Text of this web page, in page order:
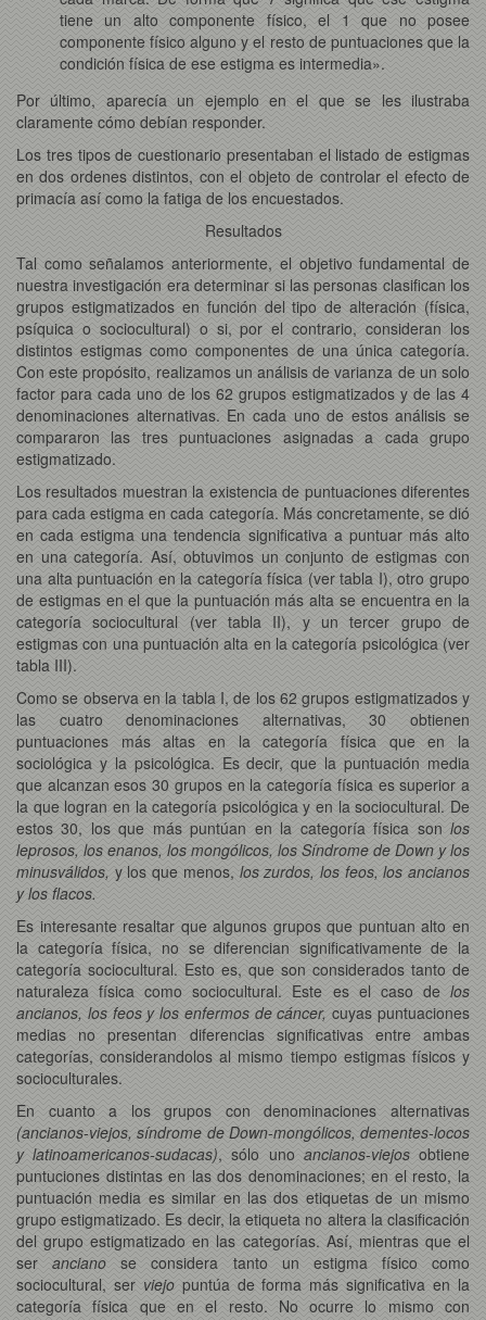
tiene un alto componente físico, el 1 que no posee
componente físico alguno y el resto de puntuaciones que la
condición física de ese estigma es intermedia».
Por último, aparecía un ejemplo en el que se les ilustraba
claramente cómo debían responder.
Los tres tipos de cuestionario presentaban el listado de estigmas
en dos ordenes distintos, con el objeto de controlar el efecto de
primacía así como la fatiga de los encuestados.
Resultados
Tal como señalamos anteriormente, el objetivo fundamental de
nuestra investigación era determinar si las personas clasifican los
grupos estigmatizados en función del tipo de alteración (física,
psíquica o sociocultural) o si, por el contrario, consideran los
distintos estigmas como componentes de una única categoría.
Con este propósito, realizamos un análisis de varianza de un solo
factor para cada uno de los 62 grupos estigmatizados y de las 4
denominaciones alternativas. En cada uno de estos análisis se
compararon las tres puntuaciones asignadas a cada grupo
estigmatizado.
Los resultados muestran la existencia de puntuaciones diferentes
para cada estigma en cada categoría. Más concretamente, se dió
en cada estigma una tendencia significativa a puntuar más alto
en una categoría. Así, obtuvimos un conjunto de estigmas con
una alta puntuación en la categoría física (ver tabla I), otro grupo
de estigmas en el que la puntuación más alta se encuentra en la
categoría sociocultural (ver tabla II), y un tercer grupo de
estigmas con una puntuación alta en la categoría psicológica (ver
tabla III).
Como se observa en la tabla I, de los 62 grupos estigmatizados y
las cuatro denominaciones alternativas, 30 obtienen
puntuaciones más altas en la categoría física que en la
sociológica y la psicológica. Es decir, que la puntuación media
que alcanzan esos 30 grupos en la categoría física es superior a
la que logran en la categoría psicológica y en la sociocultural. De
estos 30, los que más puntúan en la categoría física son los
leprosos, los enanos, los mongólicos, los Síndrome de Down y los
minusválidos, y los que menos, los zurdos, los feos, los ancianos
y los flacos.
Es interesante resaltar que algunos grupos que puntuan alto en
la categoría física, no se diferencian significativamente de la
categoría sociocultural. Esto es, que son considerados tanto de
naturaleza física como sociocultural. Este es el caso de los
ancianos, los feos y los enfermos de cáncer, cuyas puntuaciones
medias no presentan diferencias significativas entre ambas
categorías, considerandolos al mismo tiempo estigmas físicos y
socioculturales.
En cuanto a los grupos con denominaciones alternativas
(ancianos-viejos, síndrome de Down-mongólicos, dementes-locos
y latinoamericanos-sudacas), sólo uno ancianos-viejosobtiene
puntuciones distintas en las dos denominaciones; en el resto, la
puntuación media es similar en las dos etiquetas de un mismo
grupo estigmatizado. Es decir, la etiqueta no altera la clasificación
del grupo estigmatizado en las categorías. Así, mientras que el
seranciano se considera tanto un estigma físico como
sociocultural, ser viejopuntúa de forma más significativa en la
categoría física que en el resto. No ocurre lo mismo con